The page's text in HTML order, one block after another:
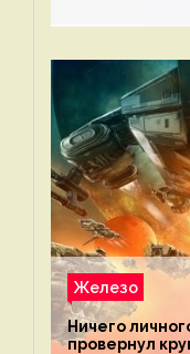
Железо
Ничего
провернул